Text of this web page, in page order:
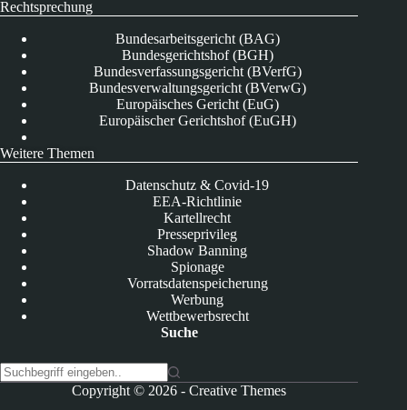
Rechtsprechung
Bundesarbeitsgericht (BAG)
Bundesgerichtshof (BGH)
Bundesverfassungsgericht (BVerfG)
Bundesverwaltungsgericht (BVerwG)
Europäisches Gericht (EuG)
Europäischer Gerichtshof (EuGH)
Weitere Themen
Datenschutz & Covid-19
EEA-Richtlinie
Kartellrecht
Presseprivileg
Shadow Banning
Spionage
Vorratsdatenspeicherung
Werbung
Wettbewerbsrecht
Suche
Copyright © 2026 -Creative Themes